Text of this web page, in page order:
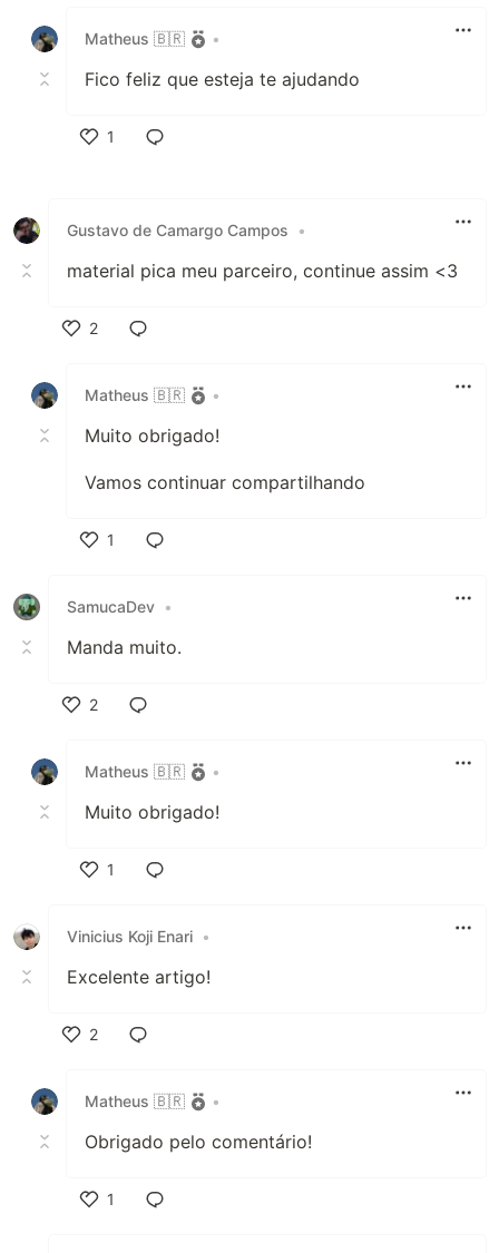
Matheus 🇧🇷
•
Fico feliz que esteja te ajudando
1
Gustavo de Camargo Campos •
material pica meu parceiro, continue assim <3
2
Matheus 🇧🇷
•
Muito obrigado!
Vamos continuar compartilhando
1
SamucaDev •
Manda muito.
2
Matheus 🇧🇷
•
Muito obrigado!
1
Vinicius Koji Enari •
Excelente artigo!
2
Matheus 🇧🇷
•
Obrigado pelo comentário!
1